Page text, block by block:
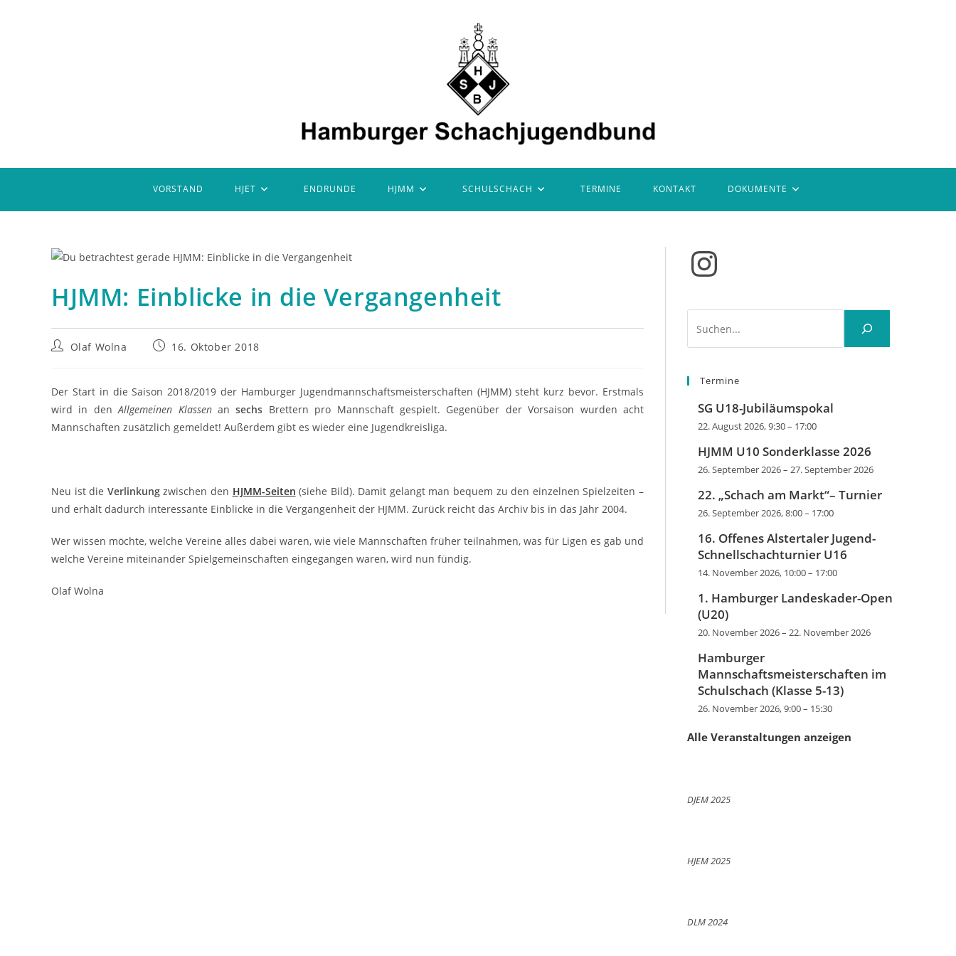
VORSTAND HJET ENDRUNDE HJMM SCHULSCHACH TERMINE KONTAKT DOKUMENTE
HJMM: Einblicke in die Vergangenheit
Beitrags-
Olaf Wolna
Beitrag16. Oktober 2018
Der Start in die Saison 2018/2019 der Hamburger Jugendmannschaftsmeisterschaften (HJMM) steht kurz bevor. Erstmals
wird in denAllgemeinen Klassenansechs Brettern pro Mannschaft gespielt. Gegenüber der Vorsaison wurden acht
Mannschaften zusätzlich gemeldet! Außerdem gibt es wieder eine Jugendkreisliga.
Neu ist die Verlinkungzwischen den HJMM-Seiten (siehe Bild). Damit gelangt man bequem zu den einzelnen Spielzeiten –
und erhält dadurch interessante Einblicke in die Vergangenheit der HJMM. Zurück reicht das Archiv bis in das Jahr 2004.
Wer wissen möchte, welche Vereine alles dabei waren, wie viele Mannschaften früher teilnahmen, was für Ligen es gab und
welche Vereine miteinander Spielgemeinschaften eingegangen waren, wird nun fündig.
Olaf Wolna
Instagram
Termine
SG U18-Jubiläumspokal
22. August 2026, 9:30– 17:00
HJMM U10 Sonderklasse 2026
26. September 2026– 27. September 2026
22. „Schach am Markt“– Turnier
26. September 2026, 8:00– 17:00
16. Offenes Alstertaler Jugend-
Schnellschachturnier U16
14. November 2026, 10:00– 17:00
1. Hamburger Landeskader-Open
(U20)
20. November 2026– 22. November 2026
Hamburger
Mannschaftsmeisterschaften im
Schulschach (Klasse 5-13)
26. November 2026, 9:00– 15:30
Alle Veranstaltungen anzeigen
DJEM 2025
HJEM 2025
DLM 2024